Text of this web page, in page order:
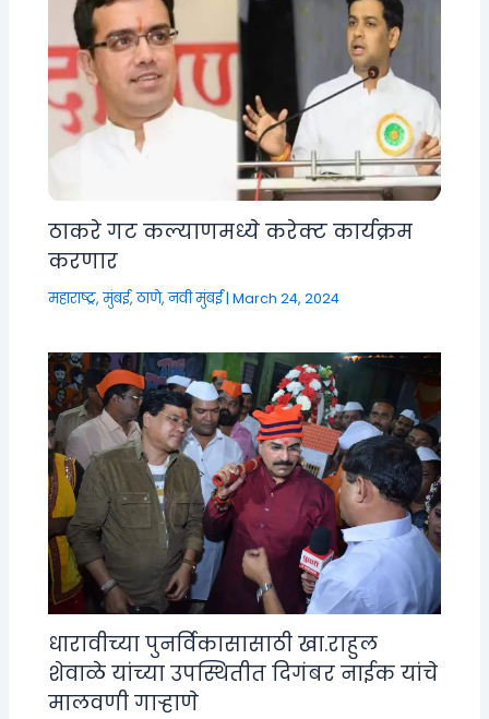
ठाकरे गट कल्याणमध्ये करेक्ट कार्यक्रम
करणार
महाराष्ट्र,मुंबई, ठाणे, नवी मुंबई|March 24, 2024
धारावीच्या पुनर्विकासासाठी खा.राहुल
शेवाळे यांच्या उपस्थितीत दिगंबर नाईक यांचे
मालवणी गाऱ्हाणे